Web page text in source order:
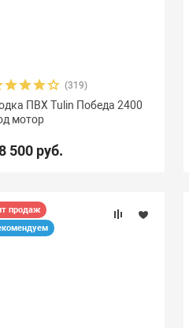
(319)
ПВХ Tulin Победа 2400
мотор
500 руб.
продаж